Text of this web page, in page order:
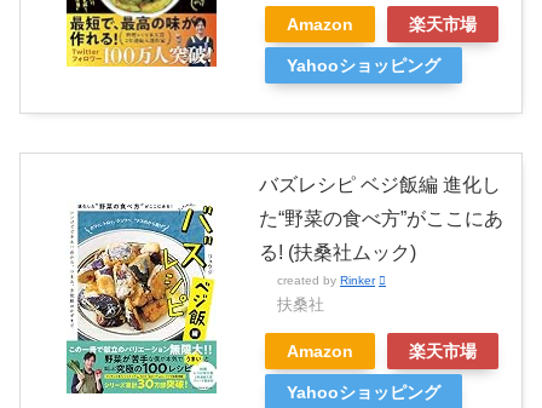
Amazon 楽天市場
Yahooショッピング
バズレシピ ベジ飯編 進化し
た“野菜の食べ方”がここにあ
る! (扶桑社ムック)
created by Rinker
扶桑社
Amazon 楽天市場
Yahooショッピング